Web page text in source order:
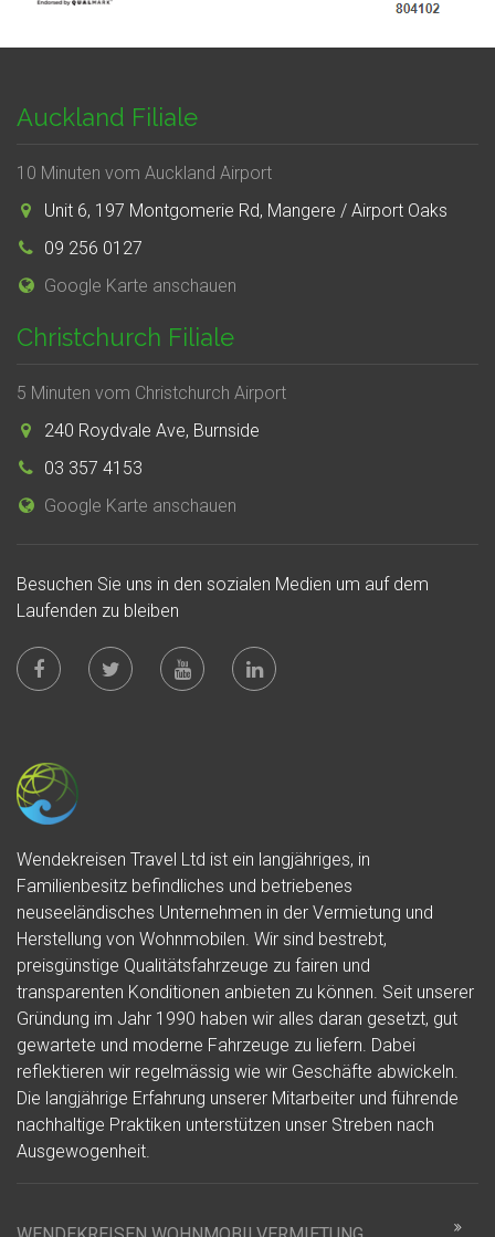
Auckland Filiale
10 Minuten vom Auckland Airport
Unit 6, 197 Montgomerie Rd, Mangere / Airport Oaks
09 256 0127
Google Karte anschauen
Christchurch Filiale
5 Minuten vom Christchurch Airport
240 Roydvale Ave, Burnside
03 357 4153
Google Karte anschauen
Besuchen Sie uns in den sozialen Medien um auf dem
Laufenden zu bleiben
Wendekreisen Travel Ltd ist ein langjähriges, in
Familienbesitz befindliches und betriebenes
neuseeländisches Unternehmen in der Vermietung und
Herstellung von Wohnmobilen. Wir sind bestrebt,
preisgünstige Qualitätsfahrzeuge zu fairen und
transparenten Konditionen anbieten zu können. Seit unserer
Gründung im Jahr 1990 haben wir alles daran gesetzt, gut
gewartete und moderne Fahrzeuge zu liefern. Dabei
reflektieren wir regelmässig wie wir Geschäfte abwickeln.
Die langjährige Erfahrung unserer Mitarbeiter und führende
nachhaltige Praktiken unterstützen unser Streben nach
Ausgewogenheit.